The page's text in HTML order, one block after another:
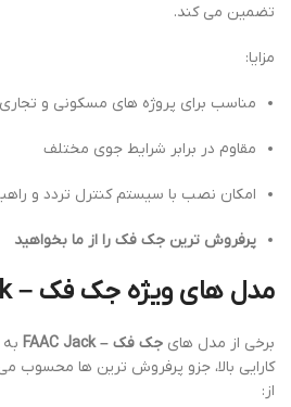
تضمین می کند.
مزایا:
مناسب برای پروژه های مسکونی و تجاری
مقاوم در برابر شرایط جوی مختلف
امکان نصب با سیستم کنترل تردد و
پرفروش ترین جک فک را از ما بخواهید
مدل های ویژه جک فک – FAAC Jack
برخی از مدل های جک فک – FAAC Jack
کارایی بالا، جزو پرفروش ترین ها محسوب
از: